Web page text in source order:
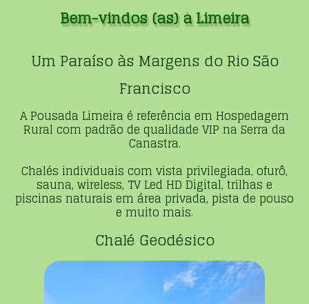
Bem-vindos (as) à Limeira
Um Paraíso às Margens do Rio São
Francisco
A Pousada Limeira é referência em Hospedagem
Rural com padrão de qualidade VIP na Serra da
Canastra.
Chalés individuais com vista privilegiada, ofurô,
sauna, wireless, TV Led HD Digital, trilhas e
piscinas naturais em área privada, pista de pouso
e muito mais.
Chalé Geodésico